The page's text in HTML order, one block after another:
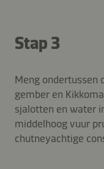
Stap 3
Meng ondertussen
gember en
sjalotten en water
middelhoog vuur
chutneyachtige